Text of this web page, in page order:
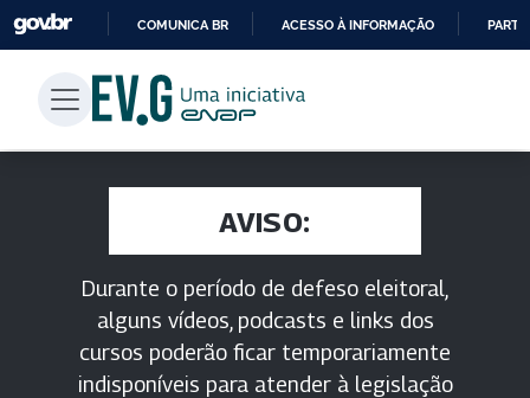
PARA
CONTEÚDO
COMUNICA BR ACESSO À INFORMAÇÃO
AVISO:
Durante o período de defeso eleitoral,
alguns vídeos, podcasts e links dos
cursos poderão ficar temporariamente
indisponíveis para atender à legislação